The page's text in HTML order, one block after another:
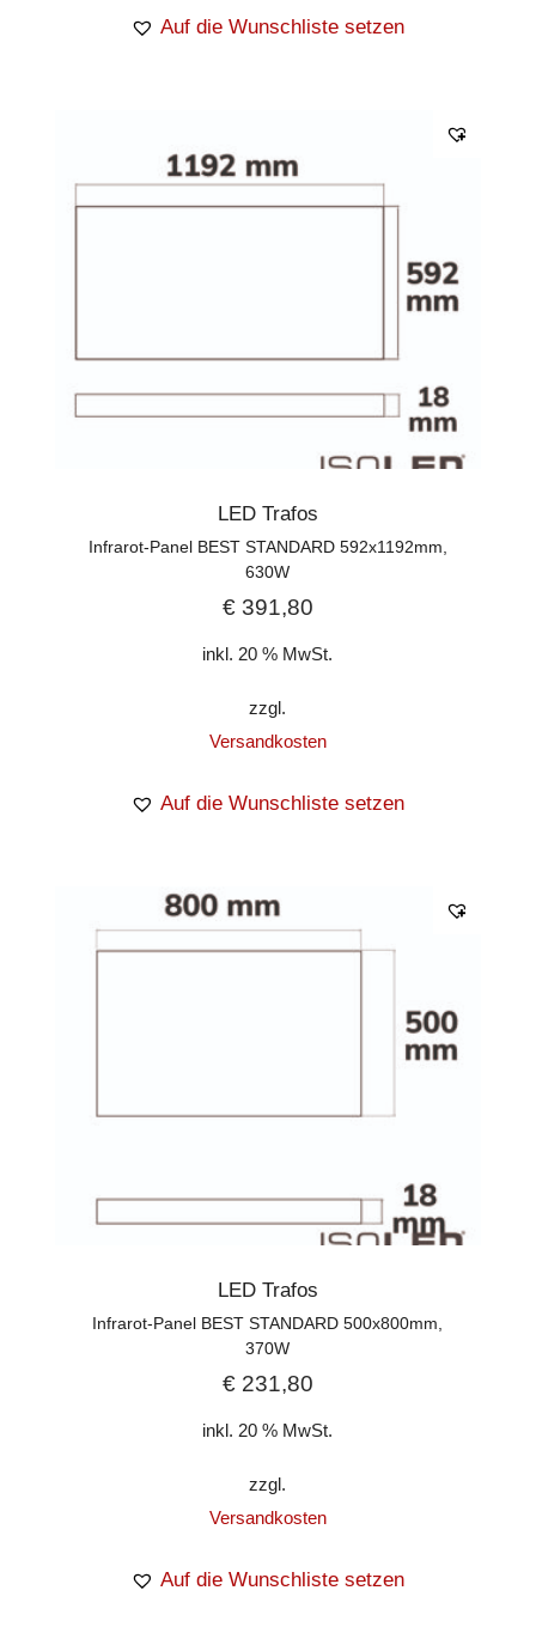
Auf die Wunschliste setzen
LED Trafos
Infrarot-Panel BEST STANDARD 592x1192mm,
630W
€391,80
inkl. 20 % MwSt.
zzgl.
Versandkosten
Auf die Wunschliste setzen
LED Trafos
Infrarot-Panel BEST STANDARD 500x800mm,
370W
€231,80
inkl. 20 % MwSt.
zzgl.
Versandkosten
Auf die Wunschliste setzen